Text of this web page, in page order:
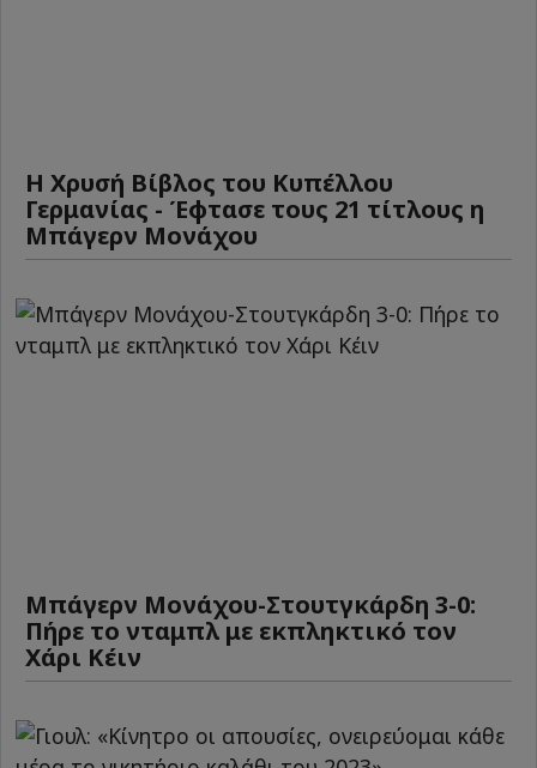
Η Χρυσή Βίβλος του Κυπέλλου
Γερμανίας - Έφτασε τους 21 τίτλους η
Μπάγερν Μονάχου
Μπάγερν Μονάχου-Στουτγκάρδη 3-0:
Πήρε το νταμπλ με εκπληκτικό τον
Χάρι Κέιν